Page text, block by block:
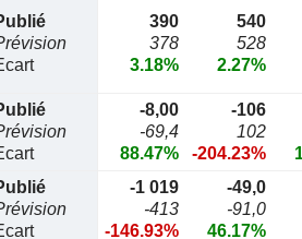
390
378
3.18%
540
528
2.27%
-8,00
-69,4
88.47%
-106
102
-204.23%
-1 019
-413
-146.93%
-49,0
-91,0
46.17%